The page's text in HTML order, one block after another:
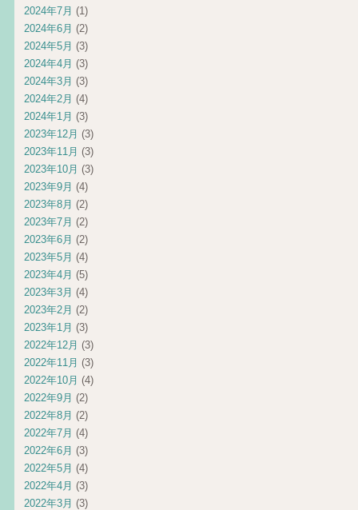
2024年7月 (1)
2024年6月 (2)
2024年5月 (3)
2024年4月 (3)
2024年3月 (3)
2024年2月 (4)
2024年1月 (3)
2023年12月 (3)
2023年11月 (3)
2023年10月 (3)
2023年9月 (4)
2023年8月 (2)
2023年7月 (2)
2023年6月 (2)
2023年5月 (4)
2023年4月 (5)
2023年3月 (4)
2023年2月 (2)
2023年1月 (3)
2022年12月 (3)
2022年11月 (3)
2022年10月 (4)
2022年9月 (2)
2022年8月 (2)
2022年7月 (4)
2022年6月 (3)
2022年5月 (4)
2022年4月 (3)
2022年3月 (3)